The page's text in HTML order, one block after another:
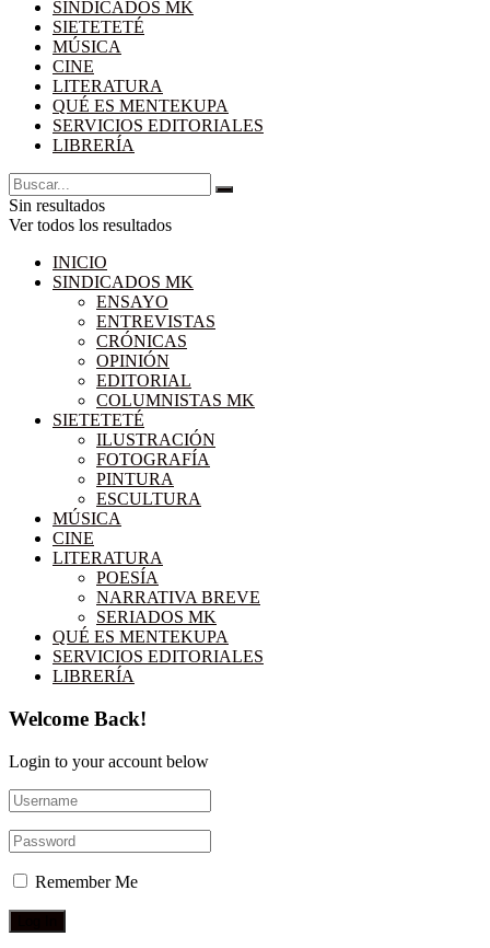
SINDICADOS MK
SIETETETÉ
MÚSICA
CINE
LITERATURA
QUÉ ES MENTEKUPA
SERVICIOS EDITORIALES
LIBRERÍA
Sin resultados
Ver todos los resultados
INICIO
SINDICADOS MK
ENSAYO
ENTREVISTAS
CRÓNICAS
OPINIÓN
EDITORIAL
COLUMNISTAS MK
SIETETETÉ
ILUSTRACIÓN
FOTOGRAFÍA
PINTURA
ESCULTURA
MÚSICA
CINE
LITERATURA
POESÍA
NARRATIVA BREVE
SERIADOS MK
QUÉ ES MENTEKUPA
SERVICIOS EDITORIALES
LIBRERÍA
Welcome Back!
Login to your account below
Remember Me